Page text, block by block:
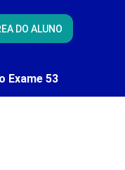
DO ALUNO
Exame 53